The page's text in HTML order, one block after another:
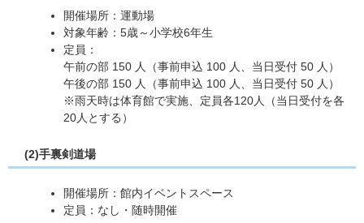
開催場所：運動場
対象年齢：5歳～小学校6年生
定員：
午前の部 150 人（事前申込 100 人、当日受付 50 人）
午後の部 150 人（事前申込 100 人、当日受付 50 人）
※雨天時は体育館で実施、定員各120人（当日受付を各
20人とする）
(2)手裏剣道場
開催場所：館内イベントスペース
定員：なし・随時開催